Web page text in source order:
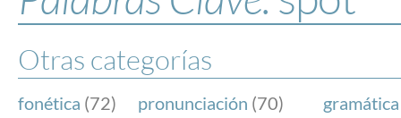
ESPECIALES
BLOG
NOTICIAS
SOBRE LA FUNDÉURAE
Otras categorías
fonética (72) pronunciación (70) gramática